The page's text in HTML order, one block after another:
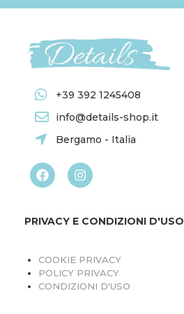
+39 392 1245408
info@details-shop.it
Bergamo - Italia
PRIVACY E CONDIZIONI D'USO
COOKIE PRIVACY
POLICY PRIVACY
CONDIZIONI D'USO